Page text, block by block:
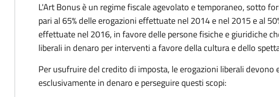
L'Art Bonus è un regime fiscale agevolato e temporaneo, sotto
pari al 65% delle erogazioni effettuate nel 2014 e nel 2015 e al
effettuate nel 2016, in favore delle persone fisiche e giuridiche
liberali in denaro per interventi a favore della cultura e dello
Per usufruire del credito di imposta, le erogazioni liberali devono
esclusivamente in denaro e perseguire questi scopi: